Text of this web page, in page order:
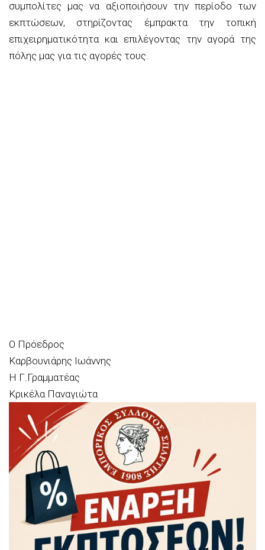
συμπολίτες μας να αξιοποιήσουν την περίοδο των
εκπτώσεων, στηρίζοντας έμπρακτα την τοπική
επιχειρηματικότητα και επιλέγοντας την αγορά της
πόλης μας για τις αγορές τους.
Ο Πρόεδρος
Καρβουνιάρης Ιωάννης
Η Γ.Γραμματέας
Κρικέλα Παναγιώτα